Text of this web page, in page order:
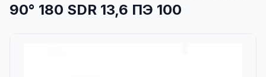
90° 180 SDR 13,6 ПЭ 100